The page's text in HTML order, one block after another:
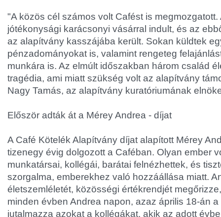
"A közös cél számos volt Cafést is megmozgatott.
jótékonysági karácsonyi vásárral indult, és az
az alapítvány kasszájába került. Sokan küldtek
pénzadományokat is, valamint rengeteg
munkára is. Az elmúlt időszakban három család
tragédia, ami miatt szükség volt az alapítvány
Nagy Tamás, az alapítvány kuratóriumának
Először adták át a Mérey Andrea - díjat
A Café Kötelék Alapítvány díjat alapított Mérey
tizenegy évig dolgozott a Caféban. Olyan ember
munkatársai, kollégái, barátai felnézhettek, és
szorgalma, emberekhez való hozzáállása miatt.
életszemléletét, közösségi értékrendjét
minden évben Andrea napon, azaz április 18-án
jutalmazza azokat a kollégákat, akik az adott